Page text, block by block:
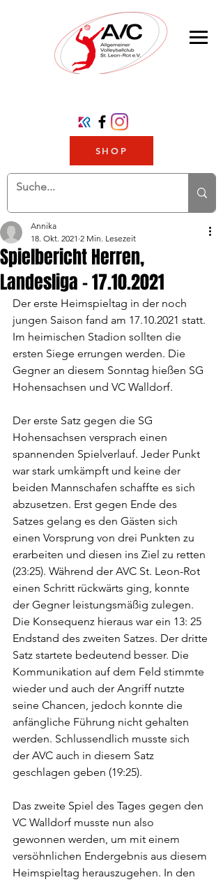
SHOP
Spielbericht Herren,
Landesliga - 17.10.2021
Annika
18. Okt. 2021 2 Min. Lesezeit
Der erste Heimspieltag in der noch
jungen Saison fand am 17.10.2021 statt.
Im heimischen Stadion sollten die
ersten Siege errungen werden. Die
Gegner an diesem Sonntag hießen SG
Hohensachsen und VC Walldorf.
Der erste Satz gegen die SG
Hohensachsen versprach einen
spannenden Spielverlauf. Jeder Punkt
war stark umkämpft und keine der
beiden Mannschafen schaffte es sich
abzusetzen. Erst gegen Ende des
Satzes gelang es den Gästen sich
einen Vorsprung von drei Punkten zu
erarbeiten und diesen ins Ziel zu retten
(23:25). Während der AVC St. Leon-Rot
einen Schritt rückwärts ging, konnte
der Gegner leistungsmäßig zulegen.
Die Konsequenz hieraus war ein 13: 25
Endstand des zweiten Satzes. Der dritte
Satz startete bedeutend besser. Die
Kommunikation auf dem Feld stimmte
wieder und auch der Angriff nutzte
seine Chancen, jedoch konnte die
anfängliche Führung nicht gehalten
werden. Schlussendlich musste sich
der AVC auch in diesem Satz
geschlagen geben (19:25).
Das zweite Spiel des Tages gegen den
VC Walldorf musste nun also
gewonnen werden, um mit einem
versöhnlichen Endergebnis aus diesem
Heimspieltag herauszugehen. In den